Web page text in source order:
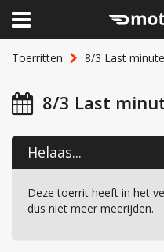
Toerritten 8/3 Last
8/3 Last
Helaas...
Deze toerrit heeft in het
dus niet meer meerijden.
Home
Clubhuis
Lid worden
Over Motormaatje